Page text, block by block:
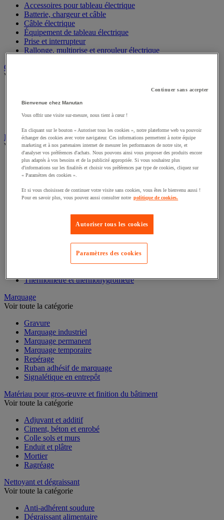
Accessoires pour tableau électrique
Batterie, chargeur et câble
Câble électrique
Équipement de tableau électrique
Prise et interrupteur
Rallonge, multiprise et enrouleur électrique
Graissage et lubrifiant
Voir toute la catégorie
Graisse et huile
Instrument de mesure
Voir toute la catégorie
Balance industrielle
Compteur et compteur-métreur
Équipement optique
Instrument de mesure de laboratoire
Mesure de la vitesse
Mesure de l'environnement
Mesure d'électricité
Mesure du temps
Mesure et repère de chantier
Mesure topographique
Thermomètre et thermohygromètre
Marquage
Voir toute la catégorie
Gravure
Marquage industriel
Marquage permanent
Marquage temporaire
Repérage
Ruban adhésif de marquage
Signalétique en entrepôt
Matériau pour gros-œuvre et finition du bâtiment
Voir toute la catégorie
Adjuvant et additif
Ciment, béton et enrobé
Colle sols et murs
Enduit et plâtre
Mortier
Ragréage
Nettoyant et dégraissant
Voir toute la catégorie
Anti-adhérent soudure
Dégraissant alimentaire
Continuer sans accepter
Bienvenue chez Manutan
Vous offrir une visite sur-mesure, nous tient à cœur !
En cliquant sur le bouton « Autoriser tous les cookies », notre plateforme web va pouvoir
échanger des cookies avec votre navigateur. Ces informations permettent à notre équipe
marketing et à nos partenaires internet de mesurer les performances de notre site, et
d'analyser vos préférences d'achats. Nous pouvons ainsi vous proposer des produits encore
plus adaptés à vos besoins et de la publicité appropriée. Si vous souhaitez plus
d'informations sur les finalités et choisir vos préférences par type de cookies, cliquez sur
« Paramètres des cookies ».
Et si vous choisissez de continuer votre visite sans cookies, vous êtes le bienvenu aussi !
Pour en savoir plus, vous pouvez aussi consulter notre politique de cookies.
Autoriser tous les cookies
Paramètres des cookies